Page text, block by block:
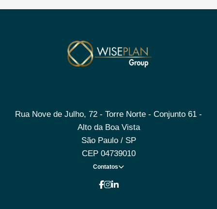
Rua Nove de Julho, 72 - Torre Norte - Conjunto 61 -
Alto da Boa Vista
São Paulo / SP
CEP 04739010
Contatos